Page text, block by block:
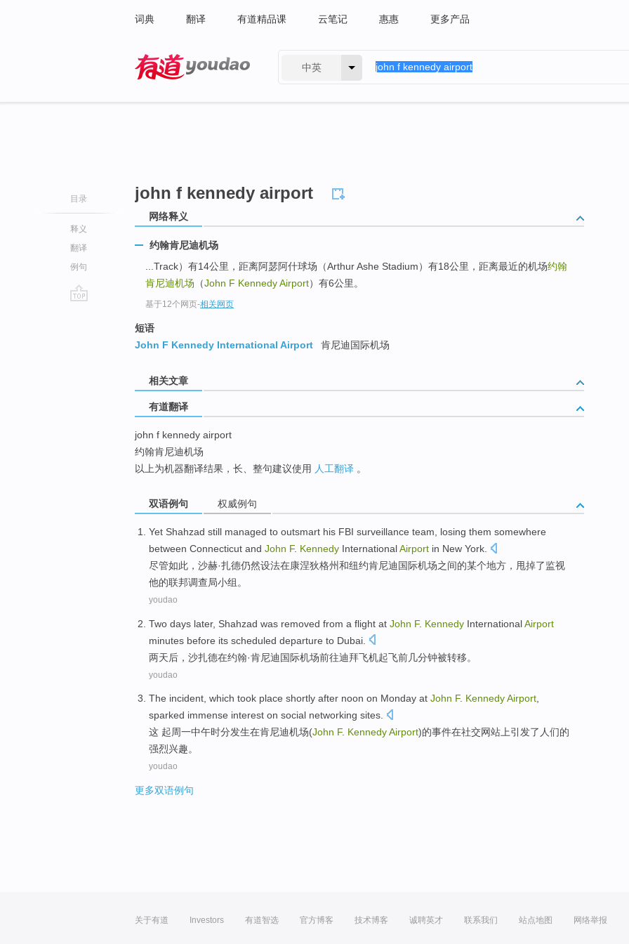
词典 翻译 有道精品课 云笔记 惠惠 更多产品
中英
目录
释义
翻译
例句
john f kennedy airport
网络释义
约翰肯尼迪机场
...Track）有14公里，距离阿瑟阿什球场（Arthur Ashe Stadium）有18公里，距离最近的机场约翰
肯尼迪机场 （John F Kennedy Airport）有6公里。
基于12个网页-相关网页
短语
John F Kennedy International Airport
肯尼迪国际机场
相关文章
有道翻译
john f kennedy airport
约翰肯尼迪机场
以上为机器翻译结果，长、整句建议使用 人工翻译 。
双语例句 权威例句
Yet Shahzad still managed to outsmart his FBI surveillance team losing them somewhere
between Connecticut and John F. Kennedy InternationalAirport in New York
尽管如此， 沙赫·扎德仍然设法在康涅狄格州和纽约肯尼迪 国际机场之间的某个地方 ， 甩掉了监视
他的联邦调查局小组 。
youdao
Two days later, Shahzad was removed from a flight at John F. Kennedy InternationalAirport
minutes before its scheduled departure to Dubai
两天后 ， 沙扎德在约翰·肯尼迪 国际机场前往迪拜飞机起飞前几分钟被转移。
youdao
The incident, which took place shortly after noon on Monday at John F. KennedyAirport,
sparked immense interest on social networking sites.
这 起周一中午时分发生在肯尼迪机场(John F. KennedyAirport)的事件在社交网站上引发了人们的
强烈兴趣。
youdao
更多双语例句
关于有道 Investors 有道智选 官方博客 技术博客 诚聘英才 联系我们 站点地图 网络举报